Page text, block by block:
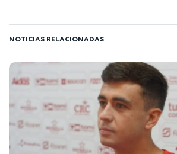
NOTICIAS RELACIONADAS